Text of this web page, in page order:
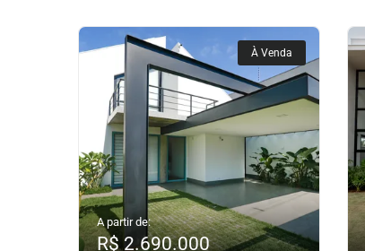
À Venda
A partir de:
R$ 2.690.000